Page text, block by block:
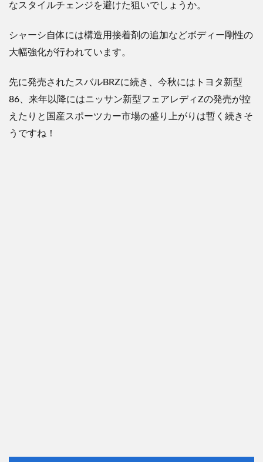
なスタイルチェンジを避けた狙いでしょうか。
シャーシ自体には構造用接着剤の追加などボディー剛性の
大幅強化が行われています。
先に発売されたスバルBRZに続き、今秋にはトヨタ新型
86、来年以降にはニッサン新型フェアレディZの発売が控
えたりと国産スポーツカー市場の盛り上がりは暫く続きそ
うですね！